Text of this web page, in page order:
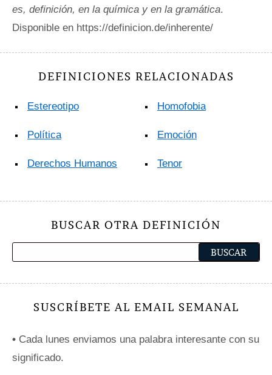
es, definición, en la química y en la gramática.
Disponible en https://definicion.de/inherente/
DEFINICIONES RELACIONADAS
Estereotipo
Política
Derechos Humanos
Homofobia
Emoción
Tenor
BUSCAR OTRA DEFINICIÓN
SUSCRÍBETE AL EMAIL SEMANAL
• Cada lunes enviamos una palabra interesante con su
significado.